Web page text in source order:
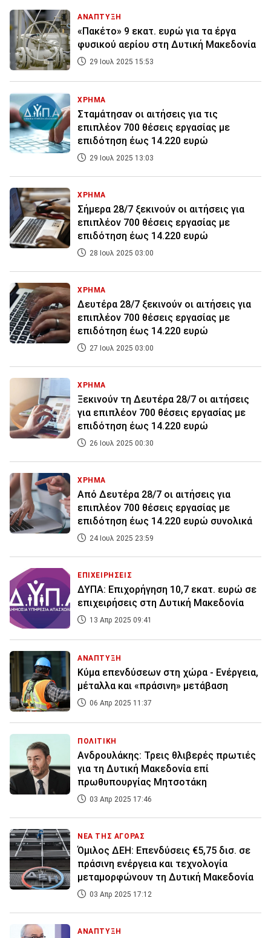
ΑΝΑΠΤΥΞΗ
«Πακέτο» 9 εκατ. ευρώ για τα έργα
φυσικού αερίου στη Δυτική Μακεδονία
29 Ιουλ 2025 15:53
ΧΡΗΜΑ
Σταμάτησαν οι αιτήσεις για τις
επιπλέον 700 θέσεις εργασίας με
επιδότηση έως 14.220 ευρώ
29 Ιουλ 2025 13:03
ΧΡΗΜΑ
Σήμερα 28/7 ξεκινούν οι αιτήσεις για
επιπλέον 700 θέσεις εργασίας με
επιδότηση έως 14.220 ευρώ
28 Ιουλ 2025 03:00
ΧΡΗΜΑ
Δευτέρα 28/7 ξεκινούν οι αιτήσεις για
επιπλέον 700 θέσεις εργασίας με
επιδότηση έως 14.220 ευρώ
27 Ιουλ 2025 03:00
ΧΡΗΜΑ
Ξεκινούν τη Δευτέρα 28/7 οι αιτήσεις
για επιπλέον 700 θέσεις εργασίας με
επιδότηση έως 14.220 ευρώ
26 Ιουλ 2025 00:30
ΧΡΗΜΑ
Από Δευτέρα 28/7 οι αιτήσεις για
επιπλέον 700 θέσεις εργασίας με
επιδότηση έως 14.220 ευρώ συνολικά
24 Ιουλ 2025 23:59
ΕΠΙΧΕΙΡΗΣΕΙΣ
ΔΥΠΑ: Επιχορήγηση 10,7 εκατ. ευρώ σε
επιχειρήσεις στη Δυτική Μακεδονία
13 Απρ 2025 09:41
ΑΝΑΠΤΥΞΗ
Κύμα επενδύσεων στη χώρα - Ενέργεια,
μέταλλα και «πράσινη» μετάβαση
06 Απρ 2025 11:37
ΠΟΛΙΤΙΚΗ
Ανδρουλάκης: Τρεις θλιβερές πρωτιές
για τη Δυτική Μακεδονία επί
πρωθυπουργίας Μητσοτάκη
03 Απρ 2025 17:46
ΝΕΑ ΤΗΣ ΑΓΟΡΑΣ
Όμιλος ΔΕΗ: Επενδύσεις €5,75 δισ. σε
πράσινη ενέργεια και τεχνολογία
μεταμορφώνουν τη Δυτική Μακεδονία
03 Απρ 2025 17:12
ΑΝΑΠΤΥΞΗ